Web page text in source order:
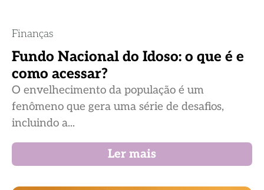
Finanças
Fundo Nacional do Idoso: o que é e
como acessar?
O envelhecimento da população é um
fenômeno que gera uma série de desafios,
incluindo a...
Ler mais